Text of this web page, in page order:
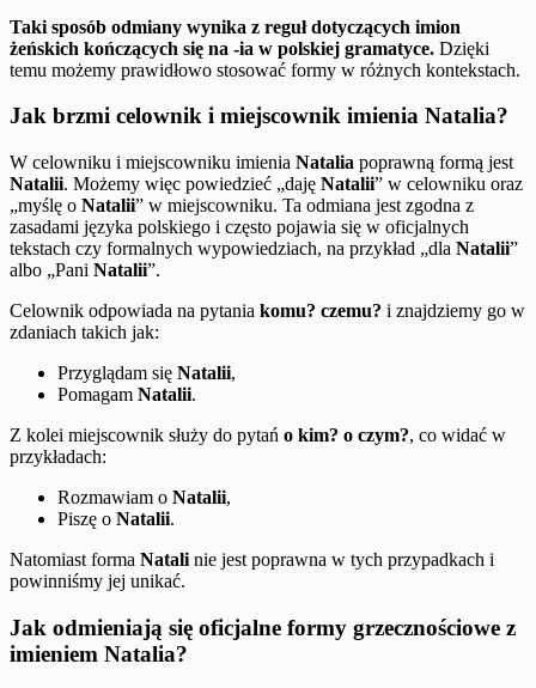
Taki sposób odmiany wynika z reguł dotyczących imion
żeńskich kończących się na -ia w polskiej gramatyce. Dzięki
temu możemy prawidłowo stosować formy w różnych kontekstach.
Jak brzmi celownik i miejscownik imienia Natalia?
W celowniku i miejscowniku imienia Natalia poprawną formą jest
Natalii. Możemy więc powiedzieć „daję Natalii” w celowniku oraz
„myślę o Natalii” w miejscowniku. Ta odmiana jest zgodna z
zasadami języka polskiego i często pojawia się w oficjalnych
tekstach czy formalnych wypowiedziach, na przykład „dla Natalii”
albo „Pani Natalii”.
Celownik odpowiada na pytania komu? czemu? i znajdziemy go w
zdaniach takich jak:
Przyglądam się Natalii,
Pomagam Natalii.
Z kolei miejscownik służy do pytań o kim? o czym?, co widać w
przykładach:
Rozmawiam o Natalii,
Piszę o Natalii.
Natomiast forma Natali nie jest poprawna w tych przypadkach i
powinniśmy jej unikać.
Jak odmieniają się oficjalne formy grzecznościowe z
imieniem Natalia?